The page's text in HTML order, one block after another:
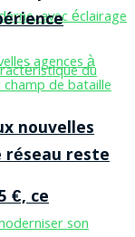
€, ce
nouvelles
réseau reste